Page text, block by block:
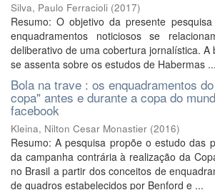
Silva, Paulo Ferracioli (2017)
Resumo: O objetivo da presente
enquadramentos noticiosos se
deliberativo de uma cobertura jornalística. A
se assenta sobre os estudos de Habermas ...
Bola na trave : os enquadramentos
copa" antes e durante a copa do
facebook
Kleina, Nilton Cesar Monastier (2016)
Resumo: A pesquisa propõe o estudo das
da campanha contrária à realização da
no Brasil a partir dos conceitos de
de quadros estabelecidos por Benford e ...